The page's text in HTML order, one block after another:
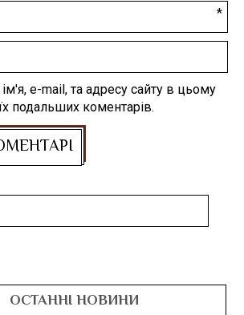
e-mail, та адресу сайту в цьому
подальших коментарів.
ОСТАННІ НОВИНИ